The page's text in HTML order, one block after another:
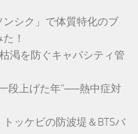
ンシク」で体質特化のブ
！
渇を防ぐキャパシティ管
段上げた年”──熱中症対
ッケビの防波堤＆BTSバ